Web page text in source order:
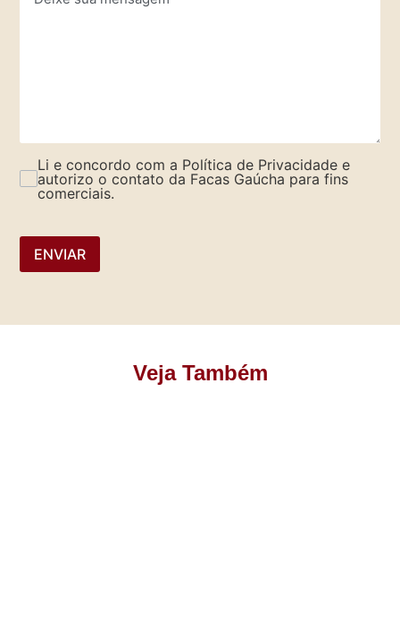
Li e concordo com a Política de Privacidade e
autorizo o contato da Facas Gaúcha para fins
comerciais.
ENVIAR
Veja Também